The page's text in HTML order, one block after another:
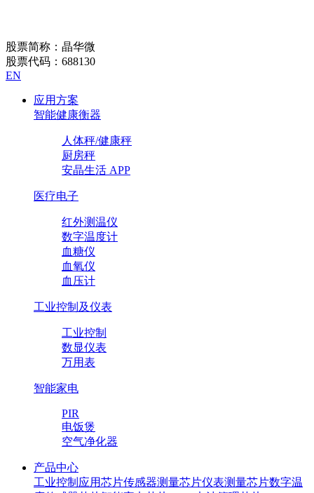
股票简称：晶华微
股票代码：688130
EN
应用方案
智能健康衡器
人体秤/健康秤
厨房秤
安晶生活 APP
医疗电子
红外测温仪
数字温度计
血糖仪
血氧仪
血压计
工业控制及仪表
工业控制
数显仪表
万用表
智能家电
PIR
电饭煲
空气净化器
产品中心
工业控制应用芯片传感器测量芯片仪表测量芯片数字温